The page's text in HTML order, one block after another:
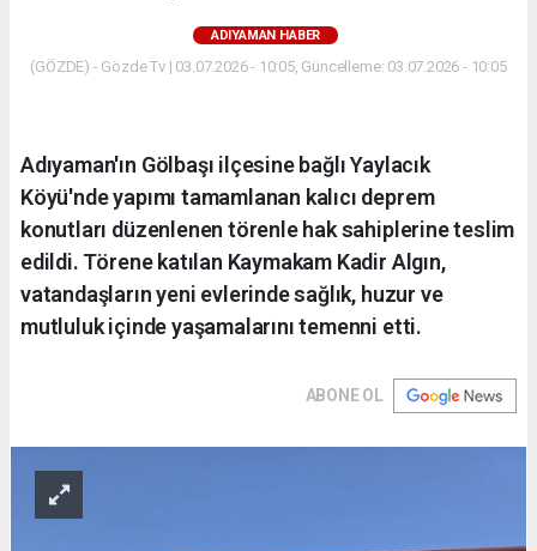
ADIYAMAN HABER
(GÖZDE) - Gözde Tv | 03.07.2026 - 10:05, Güncelleme: 03.07.2026 - 10:05
Adıyaman'ın Gölbaşı ilçesine bağlı Yaylacık
Köyü'nde yapımı tamamlanan kalıcı deprem
konutları düzenlenen törenle hak sahiplerine teslim
edildi. Törene katılan Kaymakam Kadir Algın,
vatandaşların yeni evlerinde sağlık, huzur ve
mutluluk içinde yaşamalarını temenni etti.
ABONE OL